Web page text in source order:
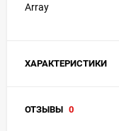
Array
ХАРАКТЕРИСТИКИ
ОТЗЫВЫ 0